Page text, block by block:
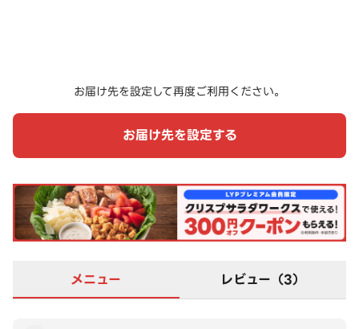
お届け先を設定して再度ご利用ください。
お届け先を設定する
メニュー レビュー（3）